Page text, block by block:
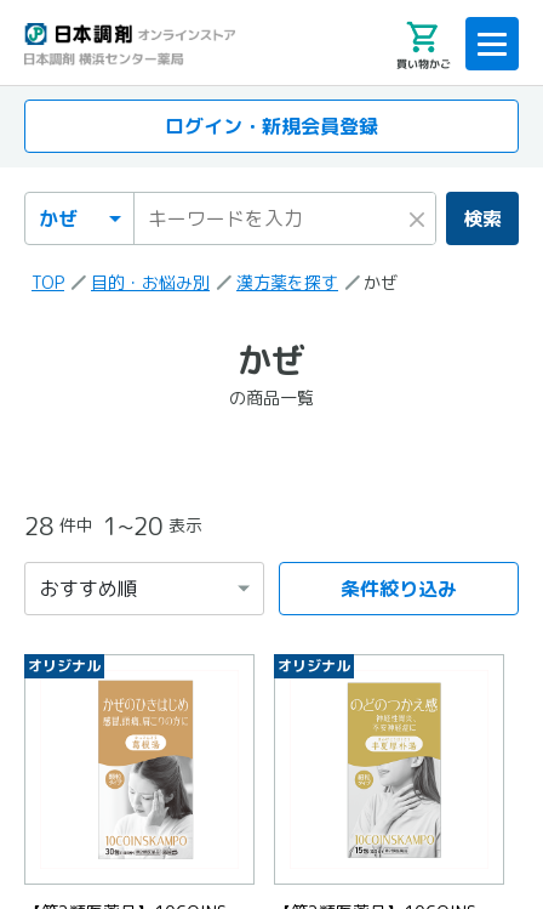
買い物かご
ログイン・新規会員登録
検索カテゴリ
検索キーワード × 検索
TOP 目的・お悩み別 漢方薬を探す かぜ
かぜ
の商品一覧
28 件中 1~20 表示
項目を選択すると自動的に内容が更新されます。
条件絞り込み
オリジナル オリジナル